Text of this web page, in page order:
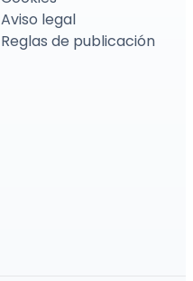
Aviso legal
Reglas de publicación